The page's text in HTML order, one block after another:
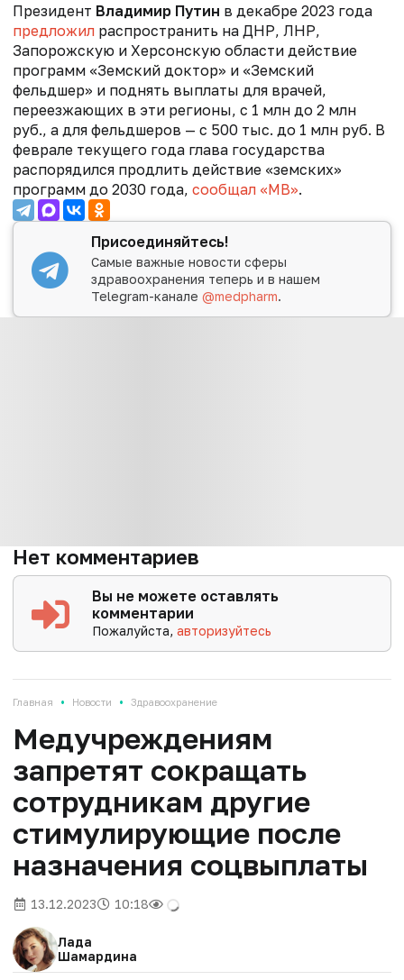
Президент Владимир Путин в декабре 2023 года
предложил распространить на ДНР, ЛНР,
Запорожскую и Херсонскую области действие
программ «Земский доктор» и «Земский
фельдшер» и поднять выплаты для врачей,
переезжающих в эти регионы, с 1 млн до 2 млн
руб., а для фельдшеров — с 500 тыс. до 1 млн руб. В
феврале текущего года глава государства
распорядился продлить действие «земских»
программ до 2030 года, сообщал «МВ».
Присоединяйтесь!
Самые важные новости сферы
здравоохранения теперь и в нашем
Telegram-канале@medpharm.
Нет комментариев
Вы не можете оставлять
комментарии
Пожалуйста,авторизуйтесь
Главная • Новости • Здравоохранение
Медучреждениям
запретят сокращать
сотрудникам другие
стимулирующие после
назначения соцвыплаты
13.12.2023 10:18
Лада
Шамардина